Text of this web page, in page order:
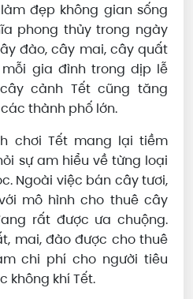
đẹp không gian sống
phong thủy trong ngày
đào, cây mai, cây quất
gia đình trong dịp lễ
cảnh Tết cũng tăng
thành phố lớn.
chơi Tết mang lại tiềm
sự am hiểu về từng loại
Ngoài việc bán cây tươi,
mô hình cho thuê cây
rất được ưa chuộng.
mai, đào được cho thuê
chi phí cho người tiêu
không khí Tết.